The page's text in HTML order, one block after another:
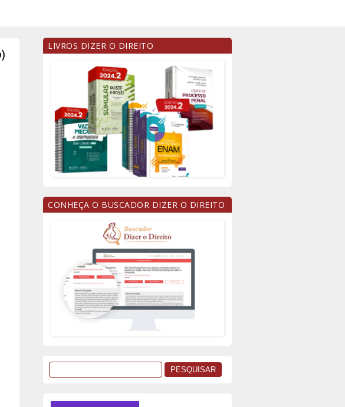
LIVROS DIZER O DIREITO
CONHEÇA O BUSCADOR DIZER O DIREITO